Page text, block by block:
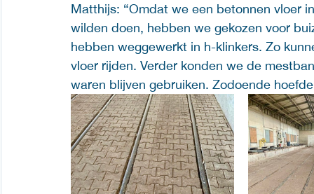
Matthijs: “Omdat we een betonnen vloer
wilden doen, hebben we gekozen voor
hebben weggewerkt in h-klinkers. Zo
vloer rijden. Verder konden we de
waren blijven gebruiken. Zodoende